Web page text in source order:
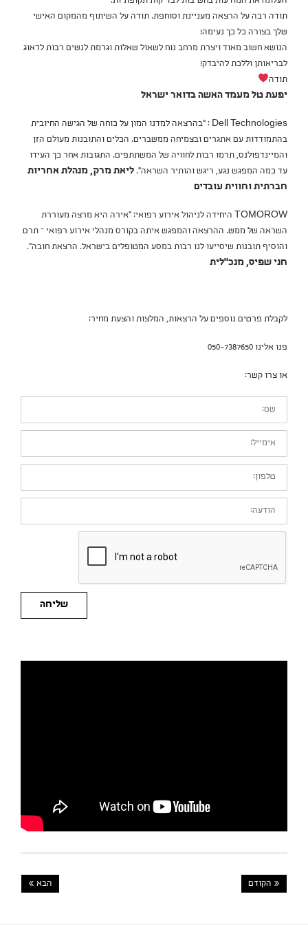
תודה רבה על הרצאה מעניינת וסוחפת. תודה על השיתוף מהמקום האישי
שלך בצורה כל כך נעימה!
הנושא חשוב מאוד ויצרת מרחב נוח לשאול שאלות וגרמת לנשים רבות לדאוג
לבריאותן וללכת להיבדק!
תודה
יפעת טל מעמד האשה בדואר ישראל
Dell Technologies : “בהרצאה למדנו המון על כוחה של הגישה החיובית
בהתמודדות עם אתגרים ובצמיחה ממשברים. הכלים והתובנות מעולם הזן
והמיינדפולנס, תרמו רבות לחוויה של המשתתפים. התגובות אחר כך העידו
עד כמה המפגש נגע, ריגש והותיר השראה”. ליאת מרק, מנהלת אחריות
חברתית וחווית עובדים
TOMOROW היחידה לניהול אירוע רפואי: “אירה היא מרצה מעוררת
השראה של ממש. ההרצאה והמפגש איתה בקורס מנהלי אירוע רפואי – תרם
והוסיף תובנות שיסייעו לנו רבות במסע המטופלים בישראל. הרצאת חובה”.
חני שפיס, מנכ”לית
לקבלת פרטים נוספים על הרצאות, המלצות והצעת מחיר:
פנו אלינו 050-7387650
או צרו קשר:
שם:
אימייל:
טלפון:
הודעה:
שליחה
« הקודם הבא »